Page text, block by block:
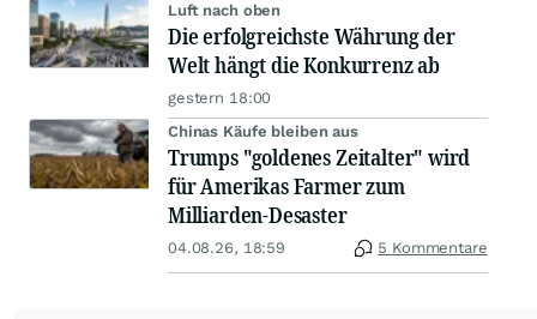
Luft nach oben
Die erfolgreichste Währung der
Welt hängt die Konkurrenz ab
gestern 18:00
Chinas Käufe bleiben aus
Trumps "goldenes Zeitalter" wird
für Amerikas Farmer zum
Milliarden-Desaster
04.08.26, 18:59 5 Kommentare